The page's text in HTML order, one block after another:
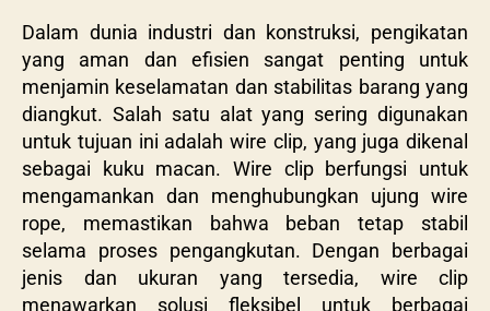
Dalam dunia industri dan konstruksi, pengikatan
yang aman dan efisien sangat penting untuk
menjamin keselamatan dan stabilitas barang yang
diangkut. Salah satu alat yang sering digunakan
untuk tujuan ini adalah wire clip, yang juga dikenal
sebagai kuku macan. Wire clip berfungsi untuk
mengamankan dan menghubungkan ujung wire
rope, memastikan bahwa beban tetap stabil
selama proses pengangkutan. Dengan berbagai
jenis dan ukuran yang tersedia, wire clip
menawarkan solusi fleksibel untuk berbagai